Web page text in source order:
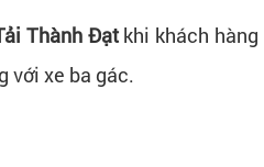
Thành Đạtkhi khách hàng
với xe ba gác.